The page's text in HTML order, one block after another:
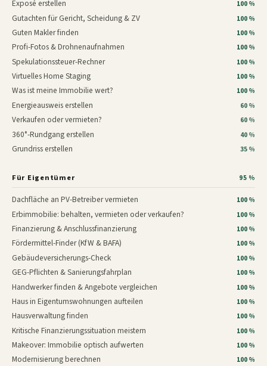
Exposé erstellen 100 %
Gutachten für Gericht, Scheidung & ZV 100 %
Guten Makler finden 100 %
Profi-Fotos & Drohnenaufnahmen 100 %
Spekulationssteuer-Rechner 100 %
Virtuelles Home Staging 100 %
Was ist meine Immobilie wert? 100 %
Energieausweis erstellen 60 %
Verkaufen oder vermieten? 60 %
360°-Rundgang erstellen 40 %
Grundriss erstellen 35 %
Für Eigentümer 95 %
Dachfläche an PV-Betreiber vermieten 100 %
Erbimmobilie: behalten, vermieten oder verkaufen? 100 %
Finanzierung & Anschlussfinanzierung 100 %
Fördermittel-Finder (KfW & BAFA) 100 %
Gebäudeversicherungs-Check 100 %
GEG-Pflichten & Sanierungsfahrplan 100 %
Handwerker finden & Angebote vergleichen 100 %
Haus in Eigentumswohnungen aufteilen 100 %
Hausverwaltung finden 100 %
Kritische Finanzierungssituation meistern 100 %
Makeover: Immobilie optisch aufwerten 100 %
Modernisierung berechnen 100 %